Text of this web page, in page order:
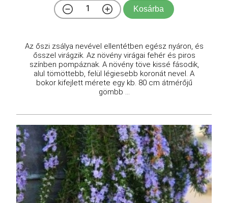
Kosárba
Az őszi zsálya nevével ellentétben egész nyáron, és
ősszel virágzik. Az növény virágai fehér és piros
színben pompáznak. A növény töve kissé fásodik,
alul tömöttebb, felül légiesebb koronát nevel. A
bokor kifejlett mérete egy kb. 80 cm átmérőjű
gömbb ...